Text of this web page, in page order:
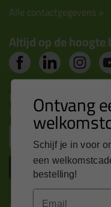
Alle contactgegevens >
Altijd op de hoogte
Nieuws, tips en
inbox Ontvang
Schijf je in voor
een
bestelling!
Email